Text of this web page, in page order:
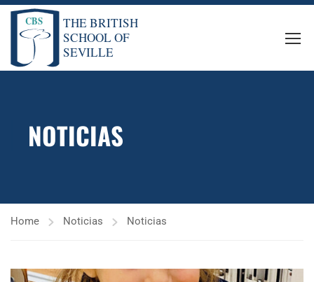
NOTICIAS
Home Noticias Noticias